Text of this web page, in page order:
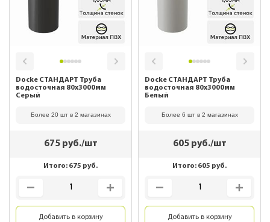
Docke СТАНДАРТ Труба
водосточная 80х3000мм
Серый
Более 20 шт в 2 магазинах
675руб./шт
Итого: 675 руб.
Добавить в корзину
Docke СТАНДАРТ Труба
водосточная 80х3000мм
Белый
Более 6 шт в 2 магазинах
605руб./шт
Итого: 605 руб.
Добавить в корзину